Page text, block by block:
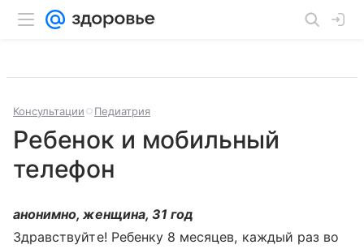
Консультации Педиатрия
Ребенок и мобильный
телефон
анонимно, женщина, 31 год
Здравствуйте! Ребенку 8 месяцев, каждый раз во